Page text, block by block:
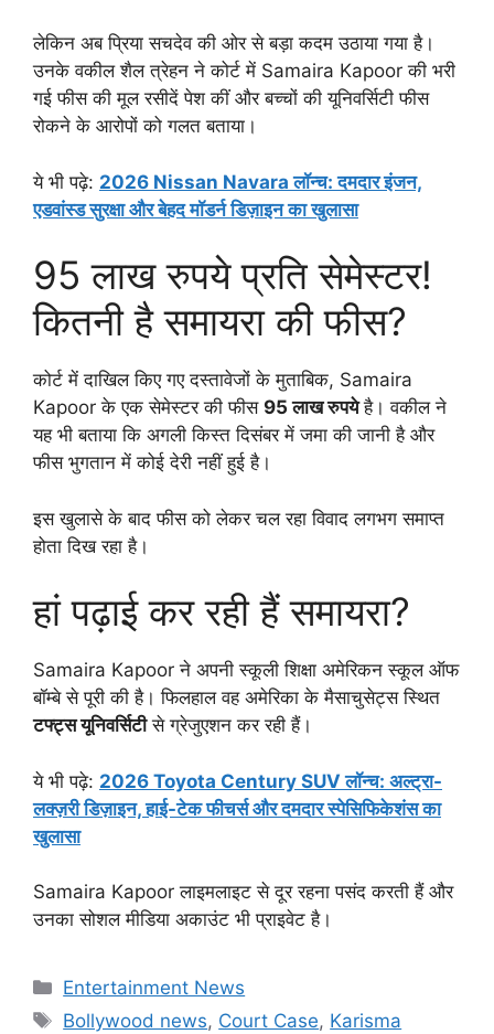
लेकिन अब प्रिया सचदेव की ओर से बड़ा कदम उठाया गया है।
उनके वकील शैल त्रेहन ने कोर्ट में Samaira Kapoor की भरी
गई फीस की मूल रसीदें पेश कीं और बच्चों की यूनिवर्सिटी फीस
रोकने के आरोपों को गलत बताया।
ये भी पढ़े: 2026 Nissan Navara लॉन्च: दमदार इंजन,
एडवांस्ड सुरक्षा और बेहद मॉडर्न डिज़ाइन का खुलासा
95 लाख रुपये प्रति सेमेस्टर!
कितनी है समायरा की फीस?
कोर्ट में दाखिल किए गए दस्तावेजों के मुताबिक, Samaira
Kapoor के एक सेमेस्टर की फीस 95 लाख रुपयेहै। वकील ने
यह भी बताया कि अगली किस्त दिसंबर में जमा की जानी है और
फीस भुगतान में कोई देरी नहीं हुई है।
इस खुलासे के बाद फीस को लेकर चल रहा विवाद लगभग समाप्त
होता दिख रहा है।
हां पढ़ाई कर रही हैं समायरा?
Samaira Kapoor ने अपनी स्कूली शिक्षा अमेरिकन स्कूल ऑफ
बॉम्बे से पूरी की है। फिलहाल वह अमेरिका के मैसाचुसेट्स स्थित
टफ्ट्स यूनिवर्सिटीसे ग्रेजुएशन कर रही हैं।
ये भी पढ़े: 2026 Toyota Century SUV लॉन्च: अल्ट्रा-
लक्ज़री डिज़ाइन, हाई-टेक फीचर्स और दमदार स्पेसिफिकेशंस का
खुलासा
Samaira Kapoor लाइमलाइट से दूर रहना पसंद करती हैं और
उनका सोशल मीडिया अकाउंट भी प्राइवेट है।
Categories
Entertainment News
Tags
Bollywood news, Court Case, Karisma